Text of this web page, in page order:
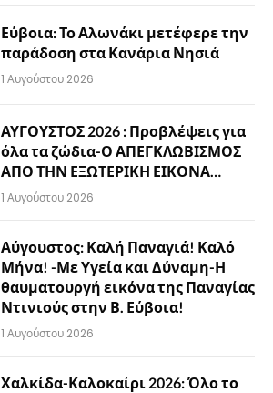
Εύβοια: Το Αλωνάκι μετέφερε την
παράδοση στα Κανάρια Νησιά
1 Αυγούστου 2026
ΑΥΓΟΥΣΤΟΣ 2026 : Προβλέψεις για
όλα τα ζώδια-Ο ΑΠΕΓΚΛΩΒΙΣΜΟΣ
ΑΠΟ ΤΗΝ ΕΞΩΤΕΡΙΚΗ ΕΙΚΟΝΑ…
1 Αυγούστου 2026
Αύγουστος: Καλή Παναγιά! Καλό
Μήνα! -Με Υγεία και Δύναμη-Η
θαυματουργή εικόνα της Παναγίας
Ντινιούς στην Β. Εύβοια!
1 Αυγούστου 2026
Χαλκίδα-Καλοκαίρι 2026: Όλο το